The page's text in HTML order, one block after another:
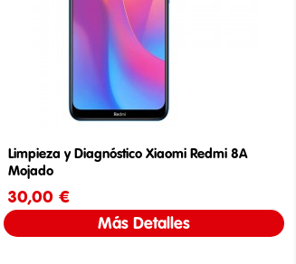
Limpieza y Diagnóstico Xiaomi Redmi 8A
Mojado
30,00 €
Más Detalles